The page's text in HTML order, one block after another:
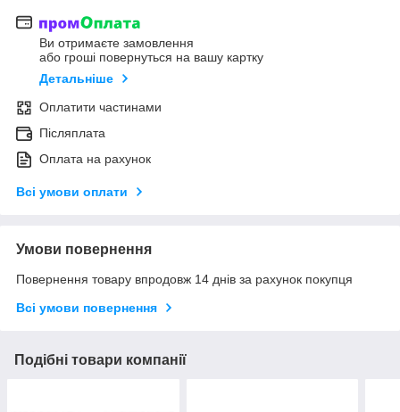
Ви отримаєте замовлення
або гроші повернуться на вашу картку
Детальніше
Оплатити частинами
Післяплата
Оплата на рахунок
Всі умови оплати
Умови повернення
Повернення товару впродовж 14 днів за рахунок покупця
Всі умови повернення
Подібні товари компанії